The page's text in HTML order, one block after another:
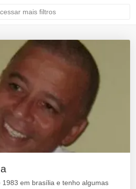
mais filtros
1983 em brasília e tenho algumas